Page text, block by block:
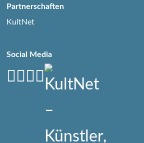
Partnerschaften
KultNet
Social Media